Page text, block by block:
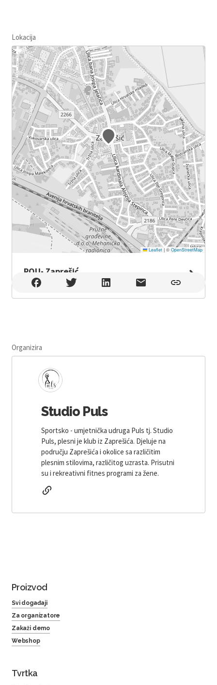
Lokacija
Leaflet |© OpenStreetMap
POU- Zaprešić
POU- Zaprešić , Zaprešić
Organizira
Studio Puls
Sportsko - umjetnička udruga Puls tj. Studio
Puls, plesni je klub iz Zaprešića. Djeluje na
području Zaprešića i okolice sa različitim
plesnim stilovima, različitog uzrasta. Prisutni
su i rekreativni fitnes programi za žene.
Proizvod
Svi događaji
Za organizatore
Zakaži demo
Webshop
Tvrtka